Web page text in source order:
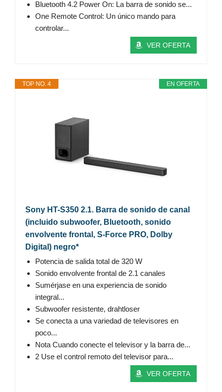
Bluetooth 4.2 Power On: La barra de sonido se...
One Remote Control: Un único mando para
controlar...
VER OFERTA
EN OFERTA
TOP NO. 4
Sony HT-S350 2.1. Barra de sonido de canal
(incluido subwoofer, Bluetooth, sonido
envolvente frontal, S-Force PRO, Dolby
Digital) negro*
Potencia de salida total de 320 W
Sonido envolvente frontal de 2.1 canales
Sumérjase en una experiencia de sonido
integral...
Subwoofer resistente, drahtloser
Se conecta a una variedad de televisores en
poco...
Nota Cuando conecte el televisor y la barra de...
2 Use el control remoto del televisor para...
VER OFERTA